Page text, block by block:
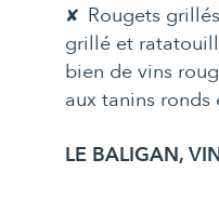
Rougets
grillé et
bien de vins
aux tanins ronds
LE BALIGAN,